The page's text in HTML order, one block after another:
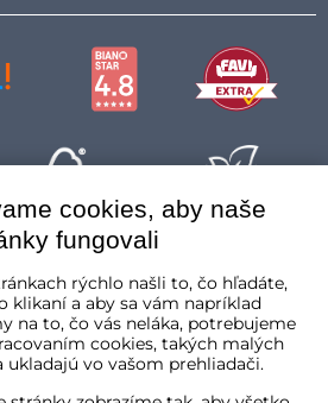
cookies, aby naše
fungovali
rýchlo našli to, čo hľadáte,
klikaní a aby sa vám napríklad
na to, čo vás neláka, potrebujeme
cookies, takých malých
ukladajú vo vašom prehliadači.